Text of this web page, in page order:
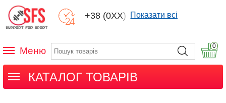
+38 (0XX) XXXПоказати всі
Меню 0
КАТАЛОГ ТОВАРІВ